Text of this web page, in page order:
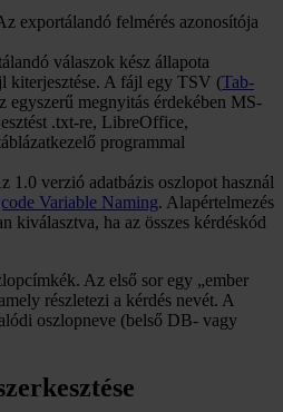
exportálandó felmérés azonosítója
válaszok kész állapota
kiterjesztése. A fájl egy TSV (Tab-
egyszerű megnyitás érdekében MS-
.txt-re, LibreOffice,
programmal
1.0 verzió adatbázis oszlopot használ
Variable Naming. Alapértelmezés
kiválasztva, ha az összes kérdéskód
Az első sor egy „ember
részletezi a kérdés nevét. A
oszlopneve (belső DB- vagy